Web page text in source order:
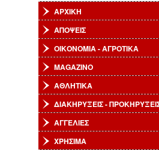
ΑΡΧΙΚΗ
ΑΠΟΨΕΙΣ
ΟΙΚΟΝΟΜΙΑ - ΑΓΡΟΤΙΚΑ
MAGAZINO
ΑΘΛΗΤΙΚΑ
ΔΙΑΚΗΡΥΞΕΙΣ -
ΑΓΓΕΛΙΕΣ
ΧΡΗΣΙΜΑ